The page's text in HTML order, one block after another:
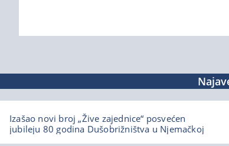
Izašao novi broj „Žive zajednice“ posvećen
jubileju 80 godina Dušobrižništva u Njemačkoj